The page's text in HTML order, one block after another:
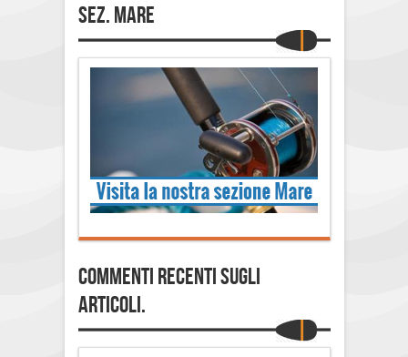
Sez. Mare
Commenti Recenti sugli
articoli.